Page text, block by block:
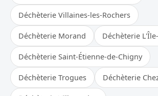
Déchèterie Villaines-les-Rochers
Déchèterie Morand Déchèterie
Déchèterie Saint-Étienne-de-Chigny
Déchèterie Trogues Déchèterie